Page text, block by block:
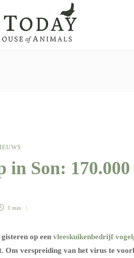
in Son:
1 min
op een vleeskuikenbedrijf
Om verspreiding van het virus te